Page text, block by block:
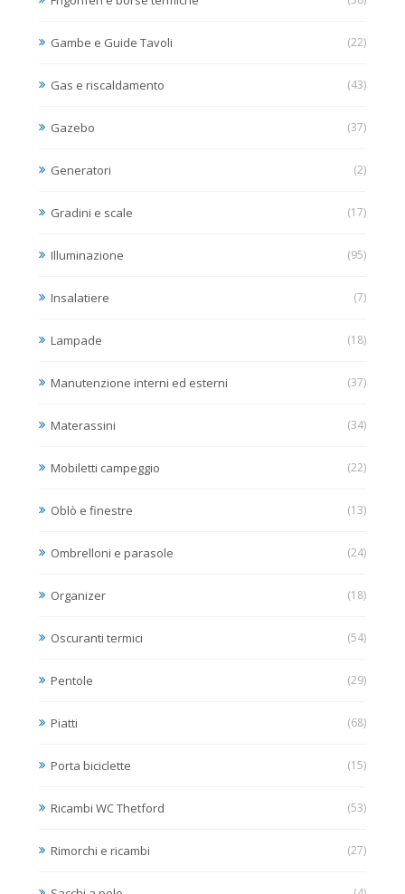
Gambe e Guide Tavoli (22)
Gas e riscaldamento (43)
Gazebo (37)
Generatori (2)
Gradini e scale (17)
Illuminazione (95)
Insalatiere (7)
Lampade (18)
Manutenzione interni ed esterni (37)
Materassini (34)
Mobiletti campeggio (22)
Oblò e finestre (13)
Ombrelloni e parasole (24)
Organizer (18)
Oscuranti termici (54)
Pentole (29)
Piatti (68)
Porta biciclette (15)
Ricambi WC Thetford (53)
Rimorchi e ricambi (27)